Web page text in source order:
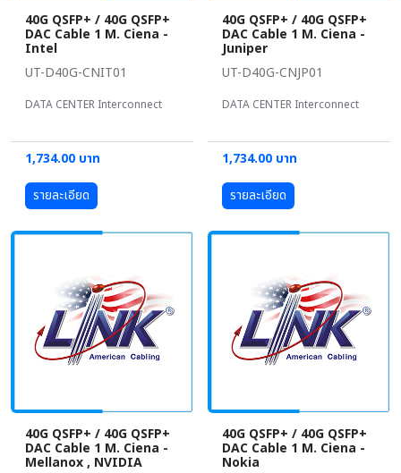
40G QSFP+ / 40G QSFP+
DAC Cable 1 M. Ciena -
Intel
UT-D40G-CNIT01
DATA CENTER Interconnect
1,734.00 บาท
รายละเอียด
40G QSFP+ / 40G QSFP+
DAC Cable 1 M. Ciena -
Juniper
UT-D40G-CNJP01
DATA CENTER Interconnect
1,734.00 บาท
รายละเอียด
40G QSFP+ / 40G QSFP+
DAC Cable 1 M. Ciena -
Mellanox , NVIDIA
40G QSFP+ / 40G QSFP+
DAC Cable 1 M. Ciena -
Nokia